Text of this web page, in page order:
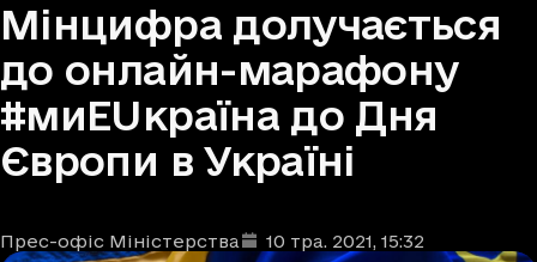
Мінцифра долучається
до онлайн-марафону
#миEUкраїна до Дня
Європи в Україні
Автори
Прес-офіс Міністерства
Дата та час публікації: 10 тра. 2021, 15:32